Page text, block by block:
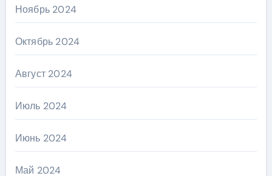
Ноябрь 2024
Октябрь 2024
Август 2024
Июль 2024
Июнь 2024
Май 2024